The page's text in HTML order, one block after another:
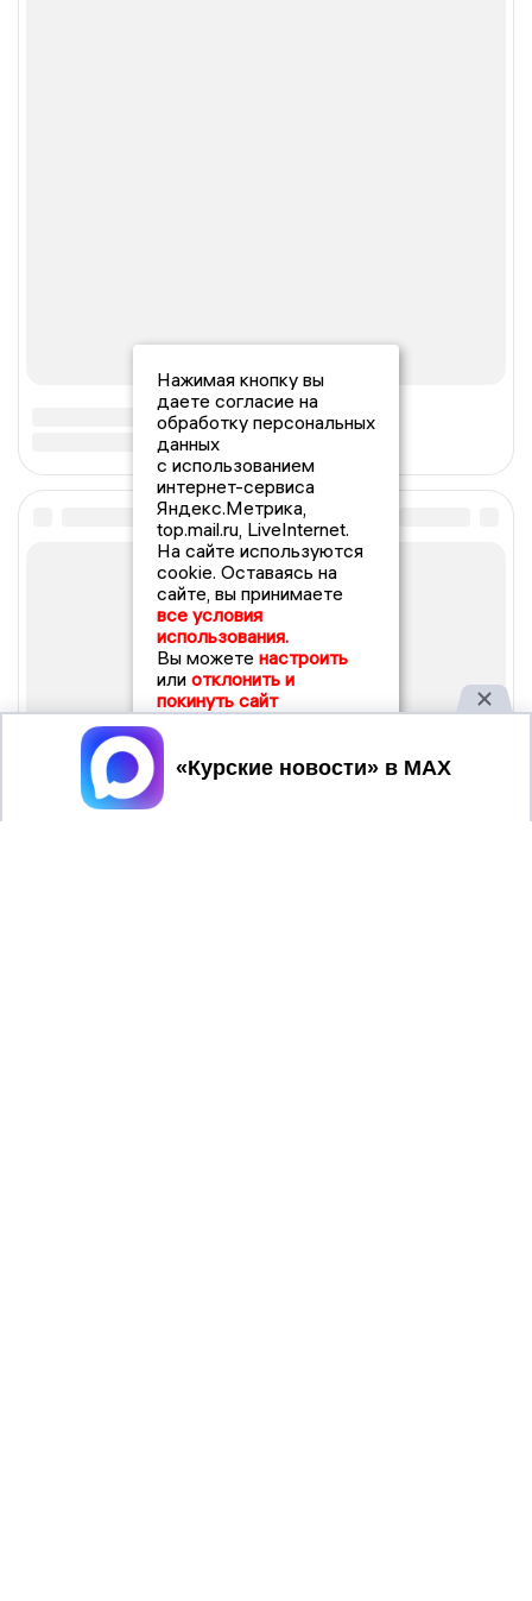
Нажимая кнопку вы
даете согласие на
обработку персональных
данных
с использованием
интернет-сервиса
Яндекс.Метрика,
top.mail.ru, LiveInternet.
На сайте используются
cookie. Оставаясь на
сайте, вы принимаете
все условия
использования.
Вы можете настроить
или отклонить и
покинуть сайт
Принять